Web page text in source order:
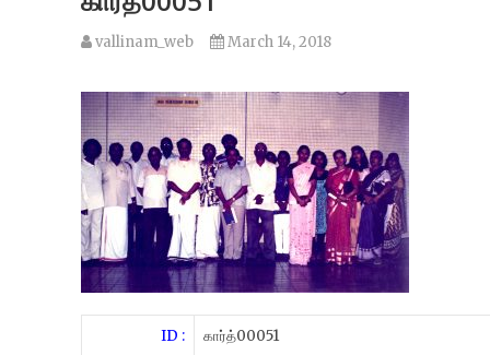
vallinam_web March 14, 2018
ID : கார்த்00051